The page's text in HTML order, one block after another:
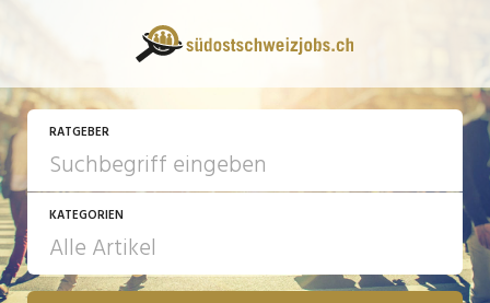
RATGEBER
KATEGORIEN